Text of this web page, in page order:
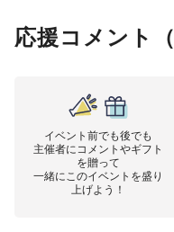
応援コメント（
イベント前でも後でも
主催者にコメントやギフト
を贈って
一緒にこのイベントを盛り
上げよう！